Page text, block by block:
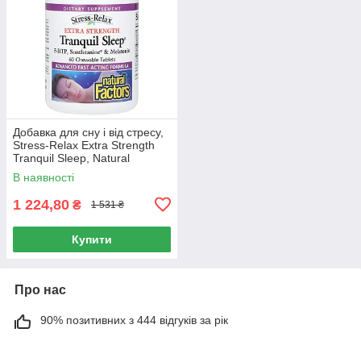
Добавка для сну і від стресу,
Stress-Relax Extra Strength
Tranquil Sleep, Natural
Factors, 60 жувальних
таблеток
В наявності
1 224,80 ₴ 1 531 ₴
Купити
Про нас
90% позитивних з 444 відгуків за рік